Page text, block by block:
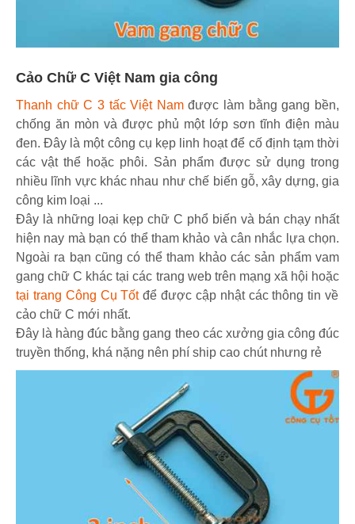
Cảo Chữ C Việt Nam gia công
Thanh chữ C 3 tấc Việt Namđược làm bằng gang bền,
chống ăn mòn và được phủ một lớp sơn tĩnh điện màu
đen. Đây là một công cụ kẹp linh hoạt để cố định tạm thời
các vật thể hoặc phôi. Sản phẩm được sử dụng trong
nhiều lĩnh vực khác nhau như chế biến gỗ, xây dựng, gia
công kim loại ...
Đây là những loại kẹp chữ C phổ biến và bán chạy nhất
hiện nay mà bạn có thể tham khảo và cân nhắc lựa chọn.
Ngoài ra bạn cũng có thể tham khảo các sản phẩm vam
gang chữ C khác tại các trang web trên mạng xã hội hoặc
tại trang Công Cụ Tốtđể được cập nhật các thông tin về
cảo chữ C mới nhất.
Đây là hàng đúc bằng gang theo các xưởng gia công đúc
truyền thống, khá nặng nên phí ship cao chút nhưng rẻ